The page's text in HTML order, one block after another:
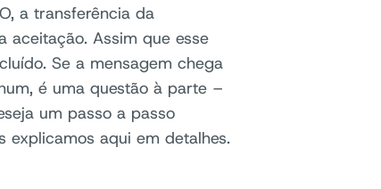
a transferência da
aceitação. Assim que esse
Se a mensagem chega
é uma questão à parte –
um passo a passo
explicamos aqui em detalhes.